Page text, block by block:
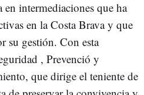
en intermediaciones que ha
en la Costa Brava y que
su gestión. Con esta
, Prevenció y
que dirige el teniente de